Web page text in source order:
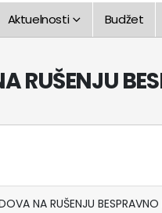
Aktuelnosti Budžet
RUŠENJU
NA RUŠENJU